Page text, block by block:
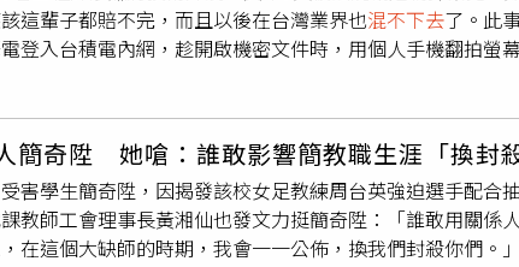
想急著公開戀情，因此納豆直接在錄影現場「大飆演技」
的感覺，結果我被他的演技嚇到，他人生一定有很多這種
祥聽完覺得很浪漫：「這也是一種小小的幸福，全世界的
傳訊息來說『我只是在演戲而已，妳不要當真喔，我有跟製
像我以前有個節目單元《你要去哪裡》，那是演的，所有
搜查線》只有第1集是真的，我們去跟蹤，結果委託人的另
險才變成找演員來演。」這讓全場來賓聽了很震驚，薔薔
張的：「車子完全沒動，我們自己演左轉、右轉，天黑也
周一至周五晚間9點《綜藝OK啦》。薔薔聽到羅志祥爆出
這輩子都賠不完，而且以後在台灣業界也混不下去了。此
登入台積電內網，趁開啟機密文件時，用個人手機翻拍螢
案「接觸異常」，啟動內部調查才查出員工涉案。對此，
，名字都被公開，以後法院判決也會寫，還被肉搜出來，有
「這幾個人以後在台灣業界應該是 混不下去
年修法之前，很多債權人會向法院聲請將債務人的財產制
分配請求權，債權人就可以代位債務人向配偶行使剩餘財
」的不合理情形。不過因為這種案子太多，也不合理，立
，並明訂剩餘財產分配請求權具有一身專屬性，債權人不
簡奇陞 她嗆：誰敢影響簡教職生涯「換封殺
害學生簡奇陞，因揭發該校女足教練周台英強迫選手配合
教師工會理事長黃湘仙也發文力挺簡奇陞：「誰敢用關係
在這個大缺師的時期，我會一一公佈，換我們封殺你們。